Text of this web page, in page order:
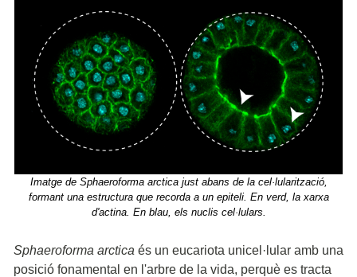
Imatge de Sphaeroforma arctica just abans de la cel·lularització,
formant una estructura que recorda a un epiteli. En verd, la xarxa
d'actina. En blau, els nuclis cel·lulars.
Sphaeroforma arctica és un eucariota unicel·lular amb una
posició fonamental en l'arbre de la vida, perquè es tracta